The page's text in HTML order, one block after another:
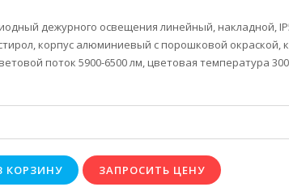
дежурного освещения линейный, накладной,
корпус алюминиевый с порошковой окраской,
поток 5900-6500 лм, цветовая температура